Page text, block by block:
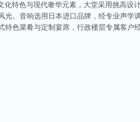
特色与现代奢华元素，大堂采用挑高设
。音响选用日本进口品牌，经专业声学
色菜肴与定制宴席，行政楼层专属客户